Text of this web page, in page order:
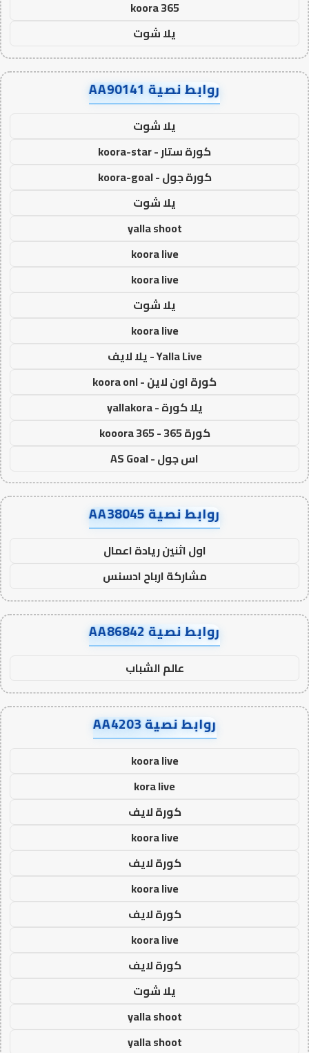
koora 365
يلا شوت
روابط نصية AA90141
يلا شوت
كورة ستار - koora-star
كورة جول - koora-goal
يلا شوت
yalla shoot
koora live
koora live
يلا شوت
koora live
Yalla Live - يلا لايف
كورة اون لاين - koora onl
يلا كورة - yallakora
كورة 365 - kooora 365
اس جول - AS Goal
روابط نصية AA38045
اول اثنين ريادة اعمال
مشاركة ارباح ادسنس
روابط نصية AA86842
عالم الشباب
روابط نصية AA4203
koora live
kora live
كورة لايف
koora live
كورة لايف
koora live
كورة لايف
koora live
كورة لايف
يلا شوت
yalla shoot
yalla shoot